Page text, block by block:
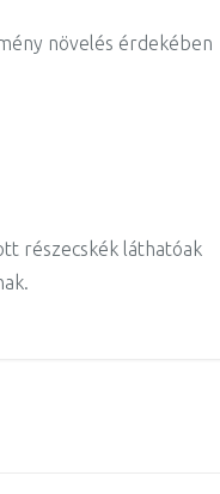
növelés érdekében
részecskék láthatóak